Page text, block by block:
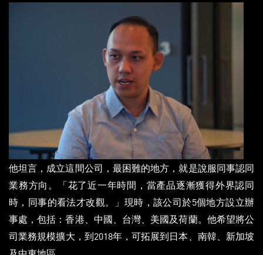
他坦言，成立這間公司，最困難的地方，就是說服同事認同
業務方向。「花了近一年時間，當產品逐漸獲得外界認同
時，同事的看法才改觀。」現時，該公司於5個地方設立辦
事處，包括：香港、中國、台灣、美國及荷蘭。他希望將公
司業務規模擴大，到2018年，可拓展到日本、南韓、新加坡